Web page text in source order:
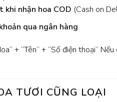
khi nhận hoa COD (Cash on
qua ngân hàng
+ “Tên” + “Số điện thoại”
TƯƠI CŨNG LOẠI